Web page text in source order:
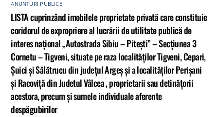
ANUNTURI PUBLICE
LISTA cuprinzând imobilele proprietate privată care constituie
coridorul de expropriere al lucrării de utilitate publică de
interes național „Autostrada Sibiu – Pitești” – Secțiunea 3
Cornetu – Tigveni, situate pe raza localităților Tigveni, Cepari,
Șuici și Sălătrucu din județul Argeș și a localităților Perișani
și Racoviță din Judetul Vâlcea , proprietarii sau detinățorii
acestora, precum și sumele individuale aferente
despăgubirilor